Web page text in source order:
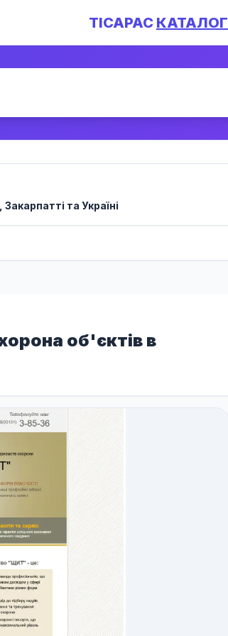
TICAPAC КАТАЛОГ
та Україні
об'єктів в